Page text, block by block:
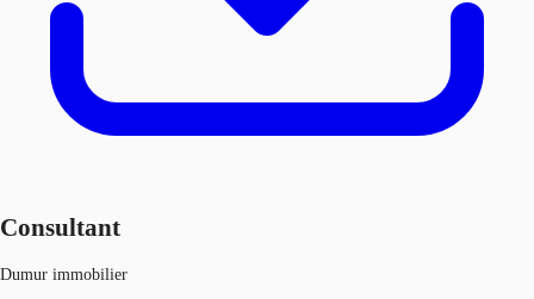
Consultant
Dumur immobilier